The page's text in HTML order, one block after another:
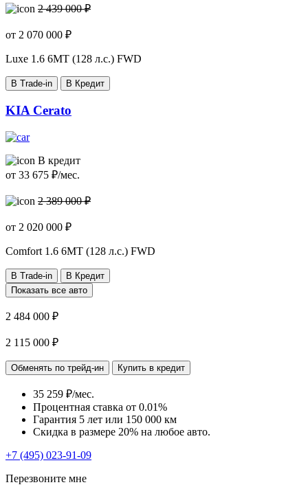
2 439 000 ₽
от 2 070 000 ₽
Luxe 1.6 6MT (128 л.с.) FWD
В Trade-in В Кредит
KIA Cerato
В кредит
от 33 675 ₽/мес.
2 389 000 ₽
от 2 020 000 ₽
Comfort 1.6 6MT (128 л.с.) FWD
В Trade-in
В Кредит
Показать все авто
2 484 000 ₽
2 115 000 ₽
Обменять по трейд-ин Купить в кредит
35 259 ₽/мес.
Процентная ставка от 0.01%
Гарантия 5 лет или 150 000 км
Скидка в размере 20% на любое авто.
+7 (495) 023-91-09
Перезвоните мне